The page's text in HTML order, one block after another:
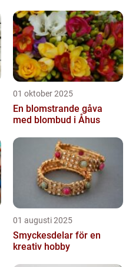
01 oktober 2025
En blomstrande gåva
med blombud i Åhus
01 augusti 2025
Smyckesdelar för en
kreativ hobby